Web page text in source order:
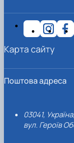
Поштова адреса
03041,
вул. Героїв
Карта сайту